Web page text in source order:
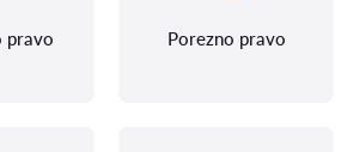
pravo Porezno pravo